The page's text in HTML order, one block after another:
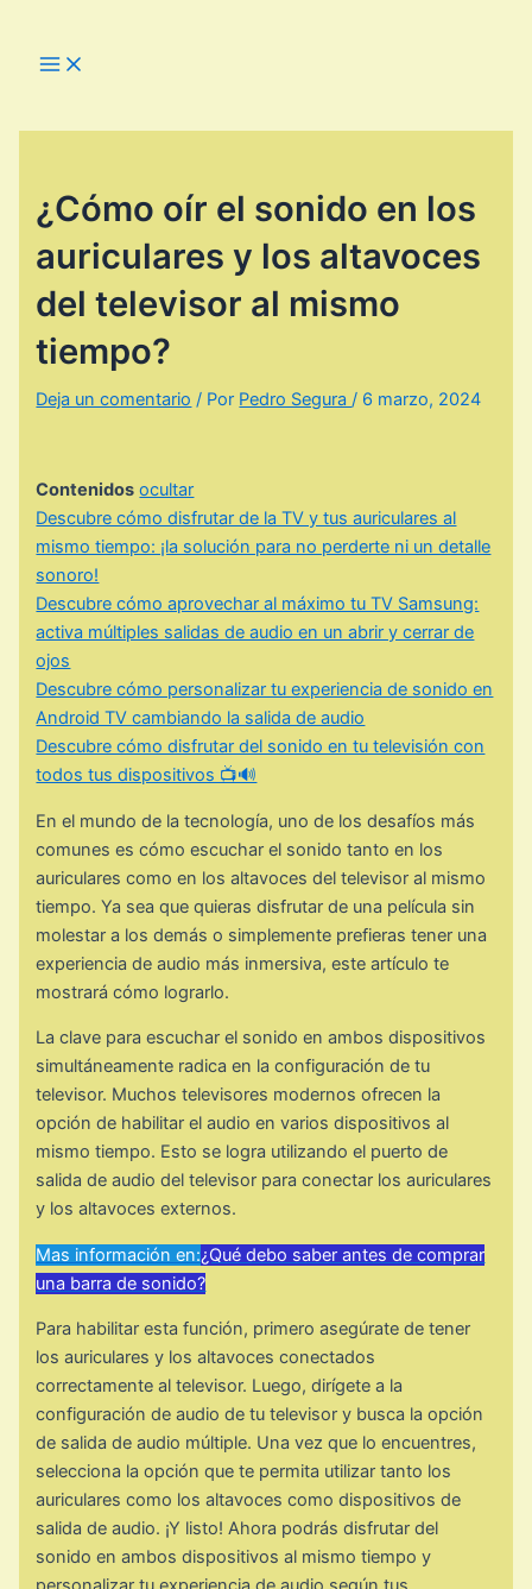
Main
Menu
¿Cómo oír el sonido en los
auriculares y los altavoces
del televisor al mismo
tiempo?
Deja un comentario / Por Pedro Segura/ 6 marzo, 2024
Contenidos ocultar
Descubre cómo disfrutar de la TV y tus auriculares al
mismo tiempo: ¡la solución para no perderte ni un detalle
sonoro!
Descubre cómo aprovechar al máximo tu TV Samsung:
activa múltiples salidas de audio en un abrir y cerrar de
ojos
Descubre cómo personalizar tu experiencia de sonido en
Android TV cambiando la salida de audio
Descubre cómo disfrutar del sonido en tu televisión con
todos tus dispositivos 📺🔊
En el mundo de la tecnología, uno de los desafíos más
comunes es cómo escuchar el sonido tanto en los
auriculares como en los altavoces del televisor al mismo
tiempo. Ya sea que quieras disfrutar de una película sin
molestar a los demás o simplemente prefieras tener una
experiencia de audio más inmersiva, este artículo te
mostrará cómo lograrlo.
La clave para escuchar el sonido en ambos dispositivos
simultáneamente radica en la configuración de tu
televisor. Muchos televisores modernos ofrecen la
opción de habilitar el audio en varios dispositivos al
mismo tiempo. Esto se logra utilizando el puerto de
salida de audio del televisor para conectar los auriculares
y los altavoces externos.
Mas información en:¿Qué debo saber antes de comprar
una barra de sonido?
Para habilitar esta función, primero asegúrate de tener
los auriculares y los altavoces conectados
correctamente al televisor. Luego, dirígete a la
configuración de audio de tu televisor y busca la opción
de salida de audio múltiple. Una vez que lo encuentres,
selecciona la opción que te permita utilizar tanto los
auriculares como los altavoces como dispositivos de
salida de audio. ¡Y listo! Ahora podrás disfrutar del
sonido en ambos dispositivos al mismo tiempo y